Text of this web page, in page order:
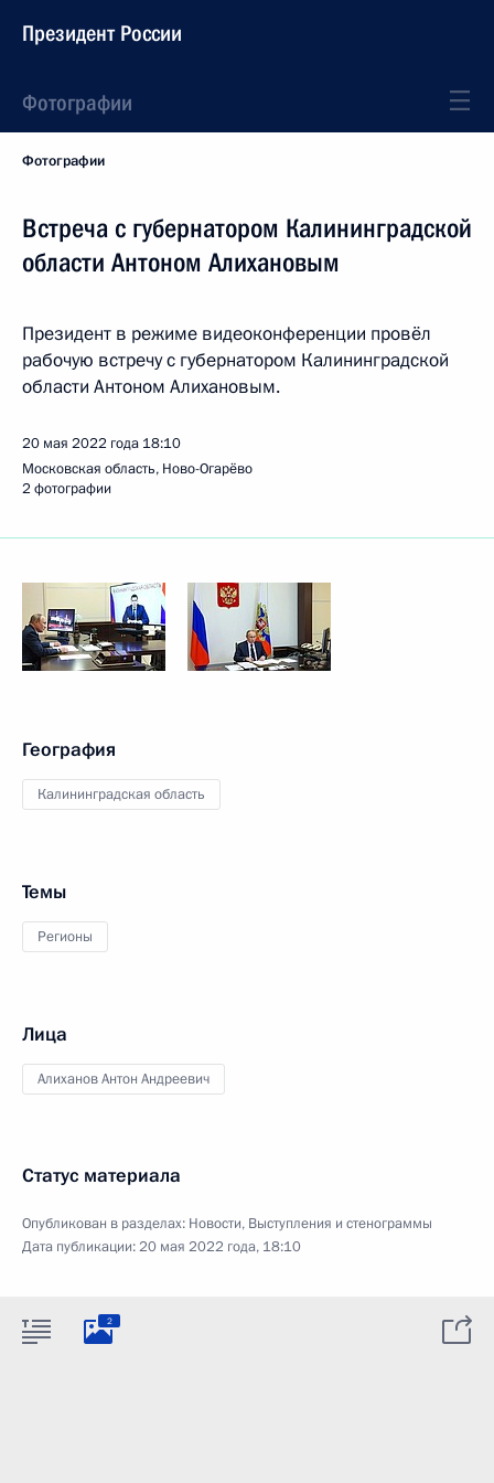
Президент России
Фотографии
Фотографии
Встреча с губернатором Калининградской
области Антоном Алихановым
Президент в режиме видеоконференции провёл
рабочую встречу с губернатором Калининградской
области Антоном Алихановым.
20 мая 2022 года 18:10
Московская область, Ново-Огарёво
2 фотографии
География
Калининградская область
Темы
Регионы
Лица
Алиханов Антон Андреевич
Статус материала
Опубликован в разделах: Новости, Выступления и стенограммы
Дата публикации:20 мая 2022 года, 18:10
2